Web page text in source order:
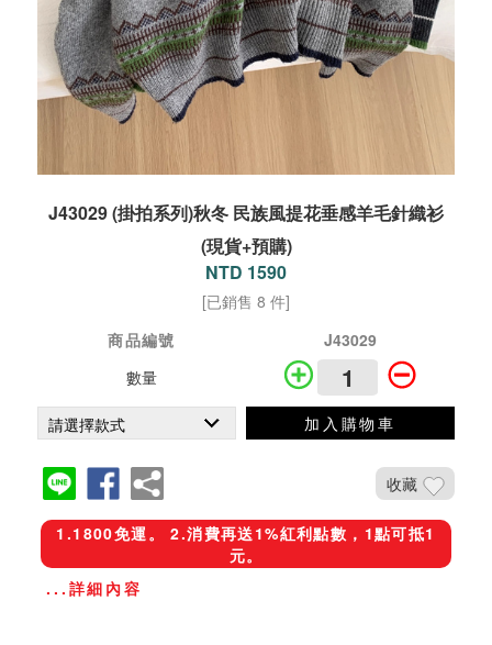
J43029 (掛拍系列)秋冬 民族風提花垂感羊毛針織衫
(現貨+預購)
NTD 1590
[已銷售 8 件]
商品編號
J43029
數量
加入購物車
收藏
1.1800免運。 2.消費再送1%紅利點數，1點可抵1
元。
...詳細內容